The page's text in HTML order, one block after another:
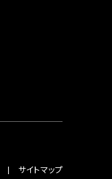
サイトマップ